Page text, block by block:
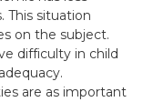
This situation
on the subject.
difficulty in child
are as important